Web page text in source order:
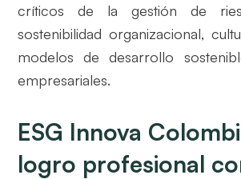
críticos de la gestión de
sostenibilidad organizacional,
modelos de desarrollo
empresariales.
ESG Innova
logro profesional